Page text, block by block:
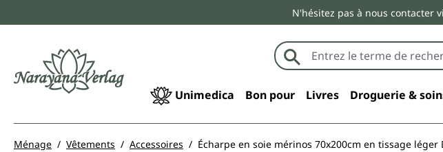
N'hésitez pas à nous contacter
Unimedica Bon pour Livres Droguerie &
Ménage Vêtements Accessoires Écharpe en soie mérinos 70x200cm en tissage léger